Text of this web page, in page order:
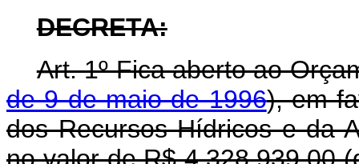
DECRETA:
Art. 1º Fica aberto ao
de 9 de maio de 1996), em
dos Recursos Hídricos e da